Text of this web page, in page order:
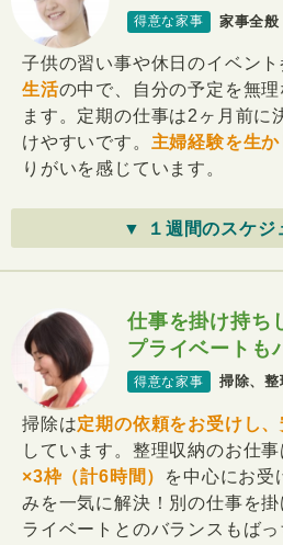
得意な家事 家事全般
子供の習い事や休日のイベン
生活の中で、自分の予定を無
ます。定期の仕事は2ヶ月前に
けやすいです。 主婦経験を生か
りがいを感じています。
▼ １週間のスケジ
仕事を掛け持ち
プライベートも
得意な家事 掃除、整
掃除は定期の依頼をお受けし
しています。整理収納のお仕事
×3枠（計6時間）
を中心にお受
みを一気に解決！別の仕事を
ライベートとのバランスもばっ